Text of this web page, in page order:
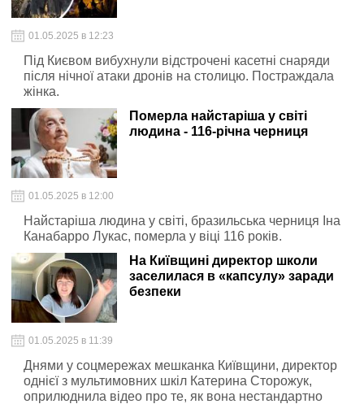
01.05.2025 в 12:23
Під Києвом вибухнули відстрочені касетні снаряди
після нічної атаки дронів на столицю. Постраждала
жінка.
Померла найстаріша у світі
людина - 116-річна черниця
01.05.2025 в 12:00
Найстаріша людина у світі, бразильська черниця Іна
Канабарро Лукас, померла у віці 116 років.
На Київщині директор школи
заселилася в «капсулу» заради
безпеки
01.05.2025 в 11:39
Днями у соцмережах мешканка Київщини, директор
однієї з мультимовних шкіл Катерина Сторожук,
оприлюднила відео про те, як вона нестандартно